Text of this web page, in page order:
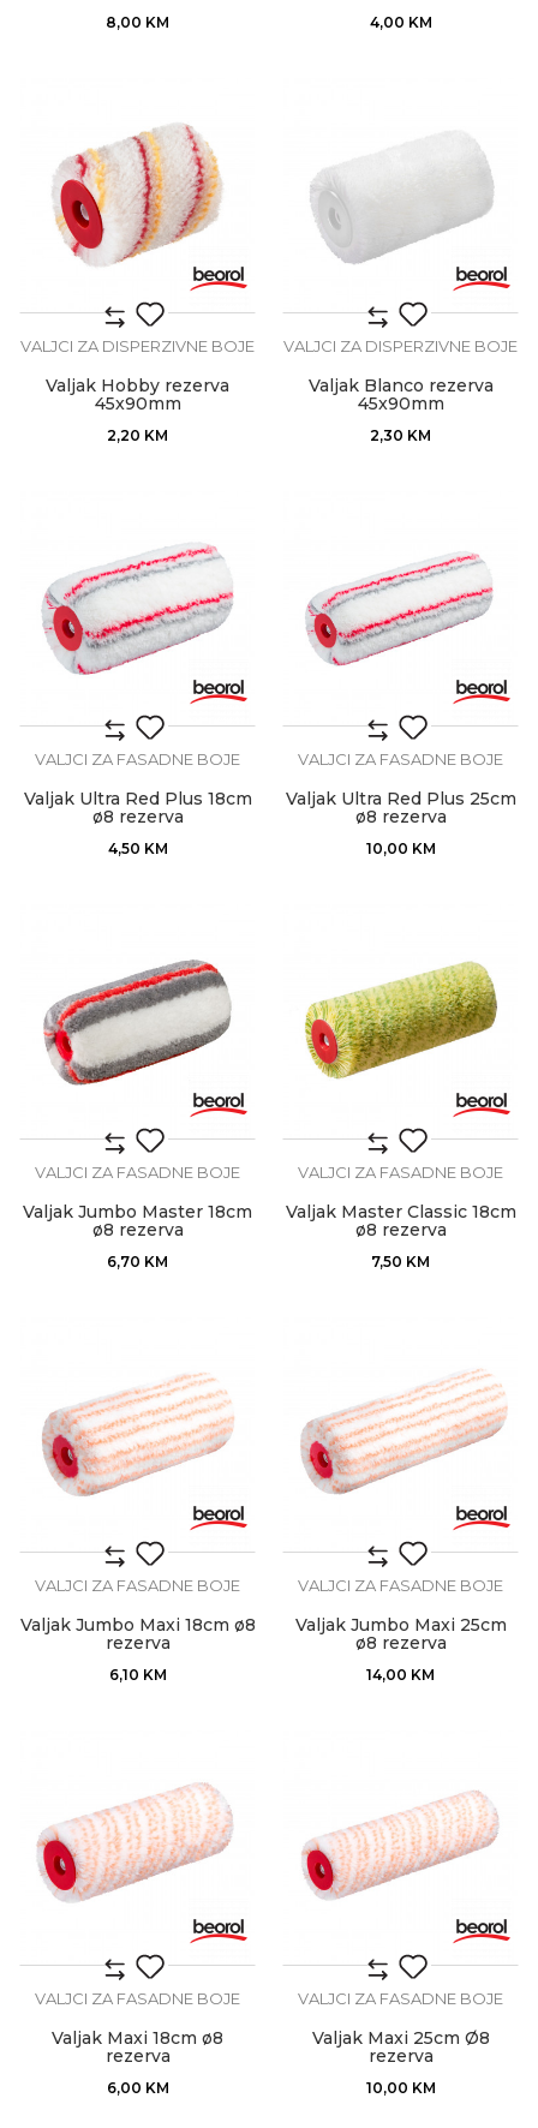
8,00 KM 4,00 KM
VALJCI ZA DISPERZIVNE BOJE
Valjak Hobby rezerva
45x90mm
2,20 KM
VALJCI ZA DISPERZIVNE BOJE
Valjak Blanco rezerva
45x90mm
2,30 KM
VALJCI ZA FASADNE BOJE
Valjak Ultra Red Plus 18cm
ø8 rezerva
4,50 KM
VALJCI ZA FASADNE BOJE
Valjak Ultra Red Plus 25cm
ø8 rezerva
10,00 KM
VALJCI ZA FASADNE BOJE
Valjak Jumbo Master 18cm
ø8 rezerva
6,70 KM
VALJCI ZA FASADNE BOJE
Valjak Master Classic 18cm
ø8 rezerva
7,50 KM
VALJCI ZA FASADNE BOJE
Valjak Jumbo Maxi 18cm ø8
rezerva
6,10 KM
VALJCI ZA FASADNE BOJE
Valjak Jumbo Maxi 25cm
ø8 rezerva
14,00 KM
VALJCI ZA FASADNE BOJE
Valjak Maxi 18cm ø8
rezerva
6,00 KM
VALJCI ZA FASADNE BOJE
Valjak Maxi 25cm Ø8
rezerva
10,00 KM